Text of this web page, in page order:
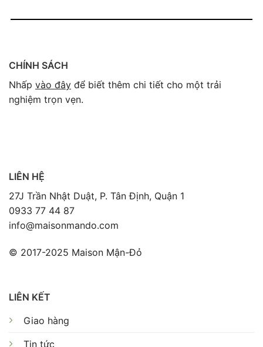
CHÍNH SÁCH
Nhấp vào đây để biết thêm chi tiết cho một trải
nghiệm trọn vẹn.
LIÊN HỆ
27J Trần Nhật Duật, P. Tân Định, Quận 1
0933 77 44 87
info@maisonmando.com
© 2017-2025 Maison Mận-Đỏ
LIÊN KẾT
Giao hàng
Tin tức